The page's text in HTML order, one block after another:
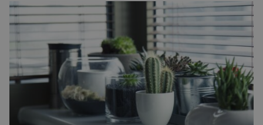
slávky. K příznakům otravy patří paralýza
dýchacích cest, dojít však může až k udušení.
Dosud proti tomuto jedu neexistovala
protilátka, nyní ji zřejmě vědci objevili, ovšem
její zdroj je […]